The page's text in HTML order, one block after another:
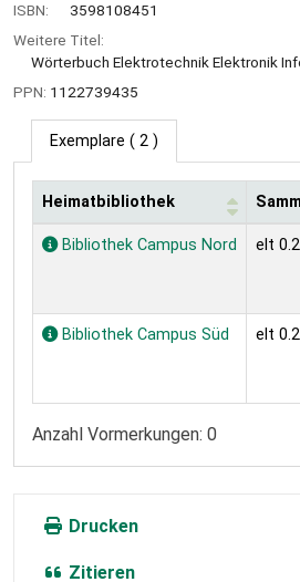
ISBN:
3598108451
Weitere Titel:
Wörterbuch Elektrotechnik Elektronik
PPN: 1122739435
Exemplare ( 2 )
Exemplare
Heimatbibliothek
Bibliothek Campus Nord elt 0.2
Bibliothek Campus Süd elt 0.2
Anzahl Vormerkungen: 0
Drucken
Zitieren